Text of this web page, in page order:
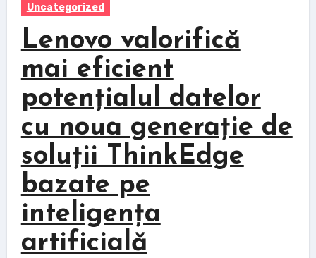
Uncategorized
Lenovo valorifică
mai eficient
potențialul datelor
cu noua generație de
soluții ThinkEdge
bazate pe
inteligența
artificială